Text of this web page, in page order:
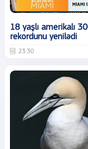
18 yaşlı amerikalı
rekordunu yenilədi
23:30